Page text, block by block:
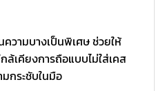
วามบางเป็นพิเศษ ช่วยให้
เคียงการถือแบบไม่ใส่เคส
กระชับในมือ